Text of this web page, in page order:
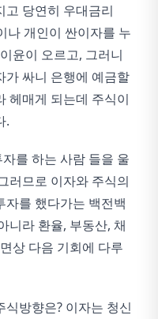
고 당연히 우대금리
개인이 싼이자를 누
윤이 오르고, 그러니
가 싸니 은행에 예금할
헤매게 되는데 주식이
.
를 하는 사람 들을 울
러므로 이자와 주식의
자를 했다가는 백전백
니라 환율, 부동산, 채
상 다음 기회에 다루
방향은? 이자는 청신